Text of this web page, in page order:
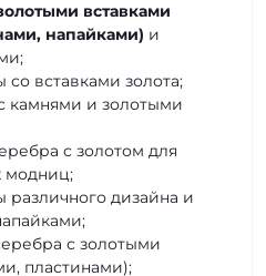
вставками
напайками) и
вставками золота;
камнями и золотыми
с золотом для
модниц;
дизайна и
с золотыми
пластинами);